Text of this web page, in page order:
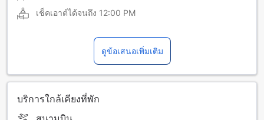
เช็คเอาต์ได้จนถึง 12:00 PM
ดูข้อเสนอเพิ่มเติม
บริการใกล้เคียงที่พัก